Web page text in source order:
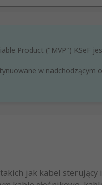
Product ("MVP") KSeF
w nadchodzącym
jak kabel